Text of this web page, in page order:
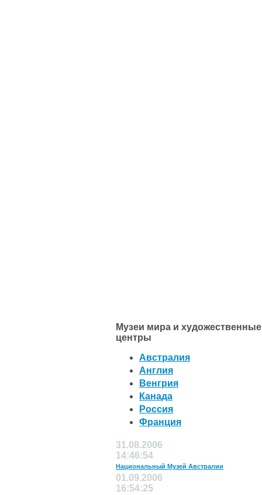
Музеи мира и художественные
центры
Австралия
Англия
Венгрия
Канада
Россия
Франция
31.08.2006
14:46:54
Национальный Музей Австралии
01.09.2006
16:54:25